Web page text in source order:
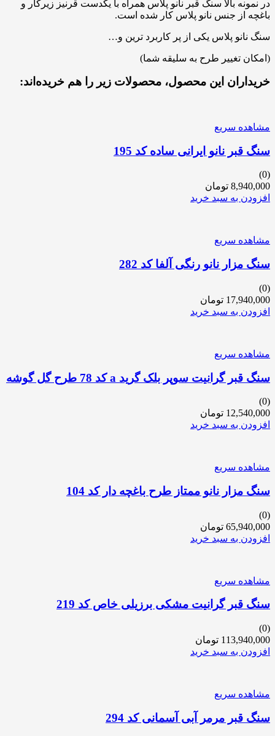
در نمونه بالا سنگ قبر نانو پلاس همراه با یکدست قرنیز زیرکار و
باغچه از جنس نانو پلاس کار شده است.
سنگ نانو پلاس یکی از پر کاربرد ترین و…
(امکان تغییر طرح به سلیقه شما)
خریداران این محصول، محصولات زیر را هم خریده‌اند:
مشاهده سریع
سنگ قبر نانو ایرانی ساده کد 195
(0)
8,940,000 تومان
افزودن به سبد خرید
مشاهده سریع
سنگ مزار نانو رنگی آلفا کد 282
(0)
17,940,000 تومان
افزودن به سبد خرید
مشاهده سریع
سنگ قبر گرانیت سوپر بلک گرید a کد 78 طرح گل گوشه
(0)
12,540,000 تومان
افزودن به سبد خرید
مشاهده سریع
سنگ مزار نانو ممتاز طرح باغچه دار کد 104
(0)
65,940,000 تومان
افزودن به سبد خرید
مشاهده سریع
سنگ قبر گرانیت مشکی برزیلی خاص کد 219
(0)
113,940,000 تومان
افزودن به سبد خرید
مشاهده سریع
سنگ قبر مرمر آبی آسمانی کد 294